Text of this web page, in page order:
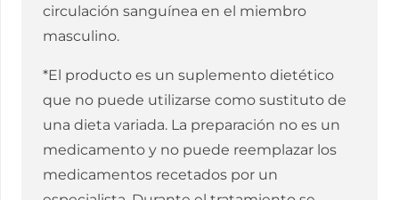
circulación sanguínea en el miembro
masculino.
*El producto es un suplemento dietético
que no puede utilizarse como sustituto de
una dieta variada. La preparación no es un
medicamento y no puede reemplazar los
medicamentos recetados por un